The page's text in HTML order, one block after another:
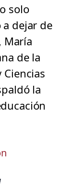
solo
dejar de
María
de la
Ciencias
la